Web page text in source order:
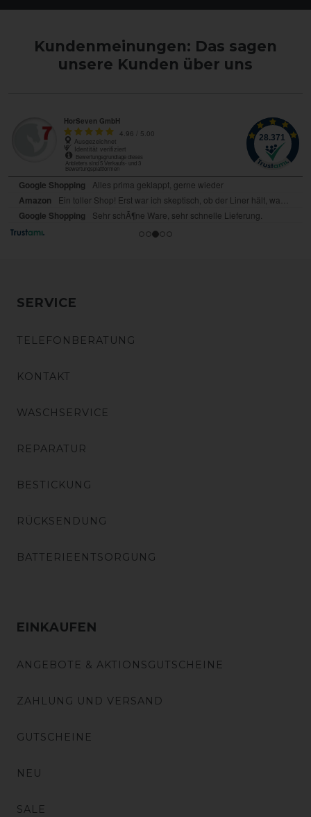
Kundenmeinungen: Das sagen
unsere Kunden über uns
SERVICE
TELEFONBERATUNG
KONTAKT
WASCHSERVICE
REPARATUR
BESTICKUNG
RÜCKSENDUNG
BATTERIEENTSORGUNG
EINKAUFEN
ANGEBOTE & AKTIONSGUTSCHEINE
ZAHLUNG UND VERSAND
GUTSCHEINE
NEU
SALE